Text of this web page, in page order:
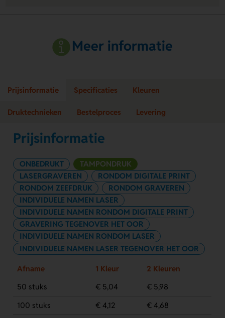
Meer informatie
Prijsinformatie Specificaties Kleuren
Druktechnieken Bestelproces Levering
Prijsinformatie
ONBEDRUKT
TAMPONDRUK
LASERGRAVEREN
RONDOM DIGITALE PRINT
RONDOM ZEEFDRUK
RONDOM GRAVEREN
INDIVIDUELE NAMEN LASER
INDIVIDUELE NAMEN RONDOM DIGITALE PRINT
GRAVERING TEGENOVER HET OOR
INDIVIDUELE NAMEN RONDOM LASER
INDIVIDUELE NAMEN LASER TEGENOVER HET OOR
Afname 1 Kleur
2 Kleuren
50 stuks
€ 5,04
€ 5,98
100 stuks
€ 4,12
€ 4,68